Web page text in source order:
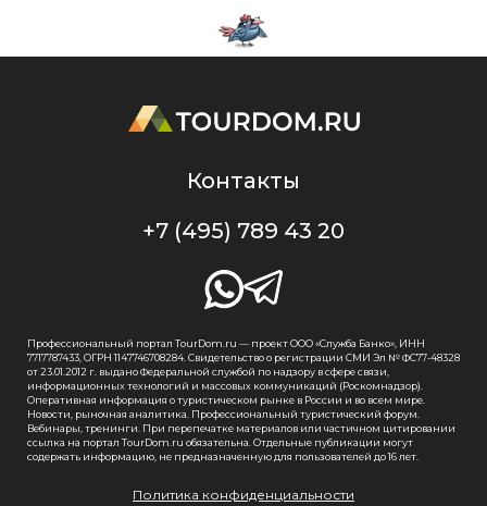
Контакты
+7 (495) 789 43 20
Профессиональный портал TourDom.ru — проект ООО «Служба Банко», ИНН
7717787433, ОГРН 1147746708284. Свидетельство о регистрации СМИ Эл № ФС77-48328
от 23.01.2012 г. выдано Федеральной службой по надзору в сфере связи,
информационных технологий и массовых коммуникаций (Роскомнадзор).
Оперативная информация о туристическом рынке в России и во всем мире.
Новости, рыночная аналитика. Профессиональный туристический форум.
Вебинары, тренинги. При перепечатке материалов или частичном цитировании
ссылка на портал TourDom.ru обязательна. Отдельные публикации могут
содержать информацию, не предназначенную для пользователей до 16 лет.
Политика конфиденциальности